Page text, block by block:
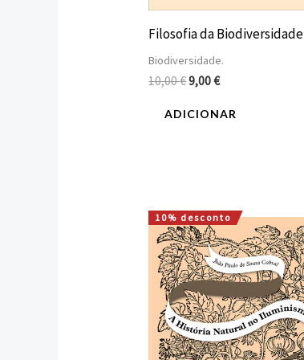
Filosofia da Biodiversidade
Biodiversidade.
10,00€9,00€
ADICIONAR
10% desconto
O
preço
original
era:
20,00 €.
O
preço
atual
é:
18,00 €.